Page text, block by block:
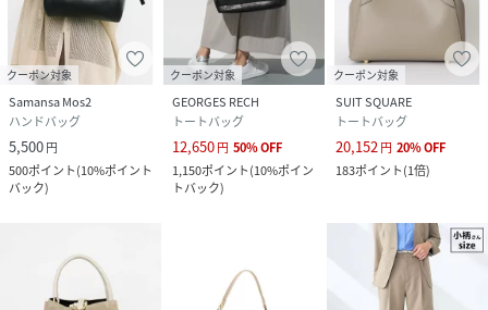
クーポン対象
Samansa Mos2
ハンドバッグ
5,500円
500ポイント(10%ポイント
バック)
クーポン対象
GEORGES RECH
トートバッグ
12,650円 50%OFF
1,150ポイント(10%ポイン
トバック)
クーポン対象
SUIT SQUARE
トートバッグ
20,152円 20%OFF
183ポイント(1倍)